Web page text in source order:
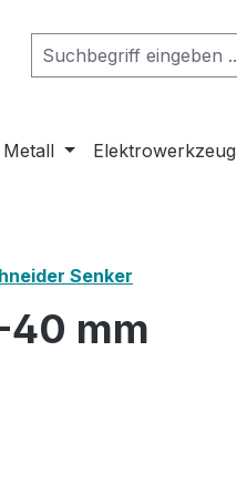
Elektrowerkzeug
Senker
40 mm